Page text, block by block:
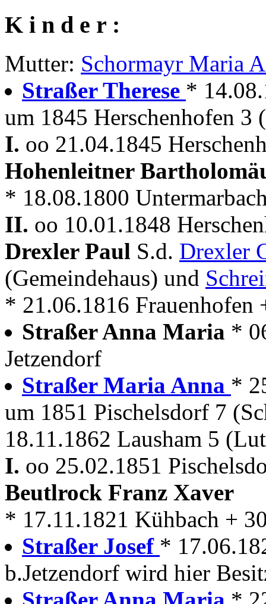
K i n d e r :
Mutter: Schormayr Maria
Straßer Therese *
um 1845 Herschenhofen 3
I. oo 21.04.1845
Hohenleitner
* 18.08.1800
II. oo 10.01.1848
Drexler Paul S.d. Drexler
(Gemeindehaus) und
* 21.06.1816 Frauenhofen
Straßer Anna Maria *
Jetzendorf
Straßer Maria Anna *
um 1851 Pischelsdorf 7
18.11.1862 Lausham 5
I. oo 25.02.1851
Beutlrock Franz Xaver
* 17.11.1821 Kühbach +
Straßer Josef *
b.Jetzendorf wird hier